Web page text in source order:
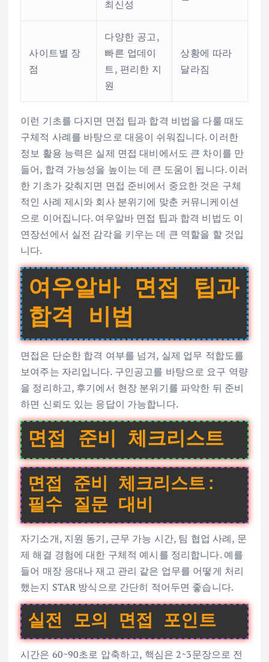
최신성
사이트별 장
점
다양한 공고,
빠른 업데이
트, 편리한 지
원
상황에 따라
달라짐
이런 기초를 다지면 면접 팁과 합격 비법을 다룰 때도
구체적 사례를 바탕으로 대응이 쉬워집니다. 이러한
정보 활용 능력은 실제 면접 대비에서도 큰 차이를 만
들어, 합격 가능성을 높이는 데 큰 도움이 됩니다. 이러
한 기초가 갖춰지면 면접 준비에서 중요한 것은 구체
적인 사례 제시와 회사 분위기에 맞춘 커뮤니케이션
으로 이어집니다. 여우알바 면접 팁과 합격 비법도 이
연장선에서 실전 감각을 키우는 데 큰 역할을 할 것입
니다.
여우알바 면접 팁과
합격 비법
면접은 단순한 합격 여부를 넘겨, 실제 업무 적합도를
보여주는 자리입니다. 구인공고를 바탕으로 요구 역량
을 정리하고, 후기에서 현장 분위기를 파악한 뒤 준비
하면 신뢰도 있는 응답이 가능합니다.
면접 준비 체크리스트
면접 준비 체크리스트:
필수 질문 대비
자기소개, 지원 동기, 근무 가능 시간, 팀 협업 사례, 문
제 해결 경험에 대한 구체적 예시를 정리합니다. 예를
들어 매장 응대나 재고 관리 같은 업무를 어떻게 처리
했는지 STAR 방식으로 간단히 적어두면 좋습니다.
실전 모의 면접 포인트
시간은 60~90초로 압축하고, 핵심은 2~3문장으로 전